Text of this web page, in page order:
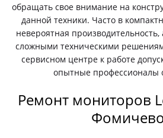
обращать свое внимание на
данной техники. Часто в
невероятная производительность,
сложными техническими
сервисном центре к работе
опытные профессионалы
Ремонт мониторов